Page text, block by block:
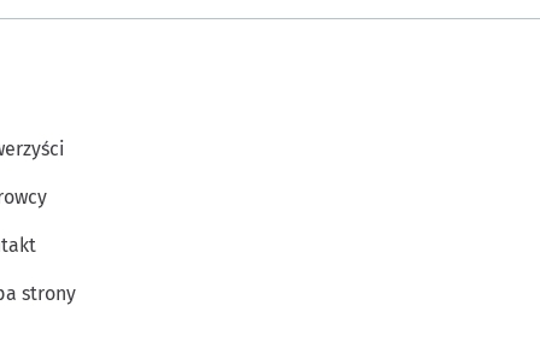
strony